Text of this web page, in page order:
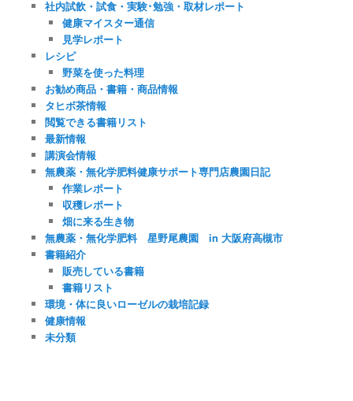
社内試飲・試食・実験･勉強・取材レポート
健康マイスター通信
見学レポート
レシピ
野菜を使った料理
お勧め商品・書籍・商品情報
タヒボ茶情報
閲覧できる書籍リスト
最新情報
講演会情報
無農薬・無化学肥料健康サポート専門店農園日記
作業レポート
収穫レポート
畑に来る生き物
無農薬・無化学肥料 星野尾農園 in 大阪府高槻市
書籍紹介
販売している書籍
書籍リスト
環境・体に良いローゼルの栽培記録
健康情報
未分類